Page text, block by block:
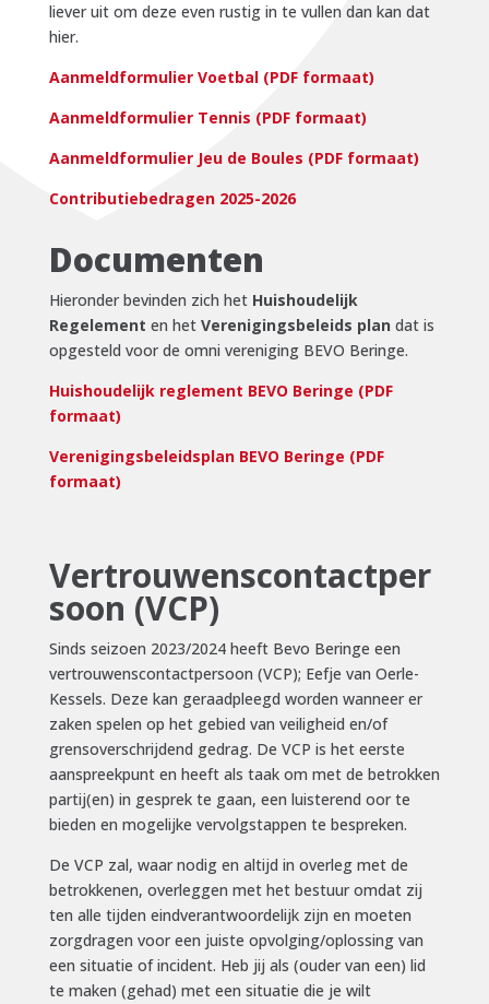
liever uit om deze even rustig in te vullen dan kan dat
hier.
Aanmeldformulier Voetbal (PDF formaat)
Aanmeldformulier Tennis (PDF formaat)
Aanmeldformulier Jeu de Boules (PDF formaat)
Contributiebedragen 2025-2026
Documenten
Hieronder bevinden zich het Huishoudelijk
Regelement en het Verenigingsbeleids plan dat is
opgesteld voor de omni vereniging BEVO Beringe.
Huishoudelijk reglement BEVO Beringe (PDF
formaat)
Verenigingsbeleidsplan BEVO Beringe (PDF
formaat)
Vertrouwenscontactper
soon (VCP)
Sinds seizoen 2023/2024 heeft Bevo Beringe een
vertrouwenscontactpersoon (VCP); Eefje van Oerle-
Kessels. Deze kan geraadpleegd worden wanneer er
zaken spelen op het gebied van veiligheid en/of
grensoverschrijdend gedrag. De VCP is het eerste
aanspreekpunt en heeft als taak om met de betrokken
partij(en) in gesprek te gaan, een luisterend oor te
bieden en mogelijke vervolgstappen te bespreken.
De VCP zal, waar nodig en altijd in overleg met de
betrokkenen, overleggen met het bestuur omdat zij
ten alle tijden eindverantwoordelijk zijn en moeten
zorgdragen voor een juiste opvolging/oplossing van
een situatie of incident. Heb jij als (ouder van een) lid
te maken (gehad) met een situatie die je wilt